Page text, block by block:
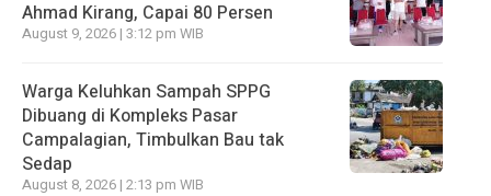
Ahmad Kirang, Capai 80 Persen
August 9, 2026 | 3:12 pm WIB
Warga Keluhkan Sampah SPPG
Dibuang di Kompleks Pasar
Campalagian, Timbulkan Bau tak
Sedap
August 8, 2026 | 2:13 pm WIB